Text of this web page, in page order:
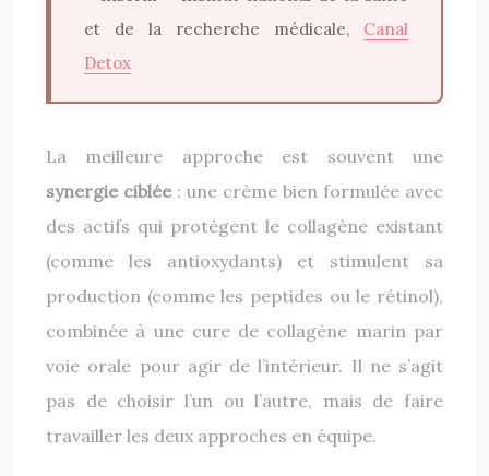
et de la recherche médicale, Canal
Detox
La meilleure approche est souvent une
synergie ciblée : une crème bien formulée avec
des actifs qui protègent le collagène existant
(comme les antioxydants) et stimulent sa
production (comme les peptides ou le rétinol),
combinée à une cure de collagène marin par
voie orale pour agir de l’intérieur. Il ne s’agit
pas de choisir l’un ou l’autre, mais de faire
travailler les deux approches en équipe.